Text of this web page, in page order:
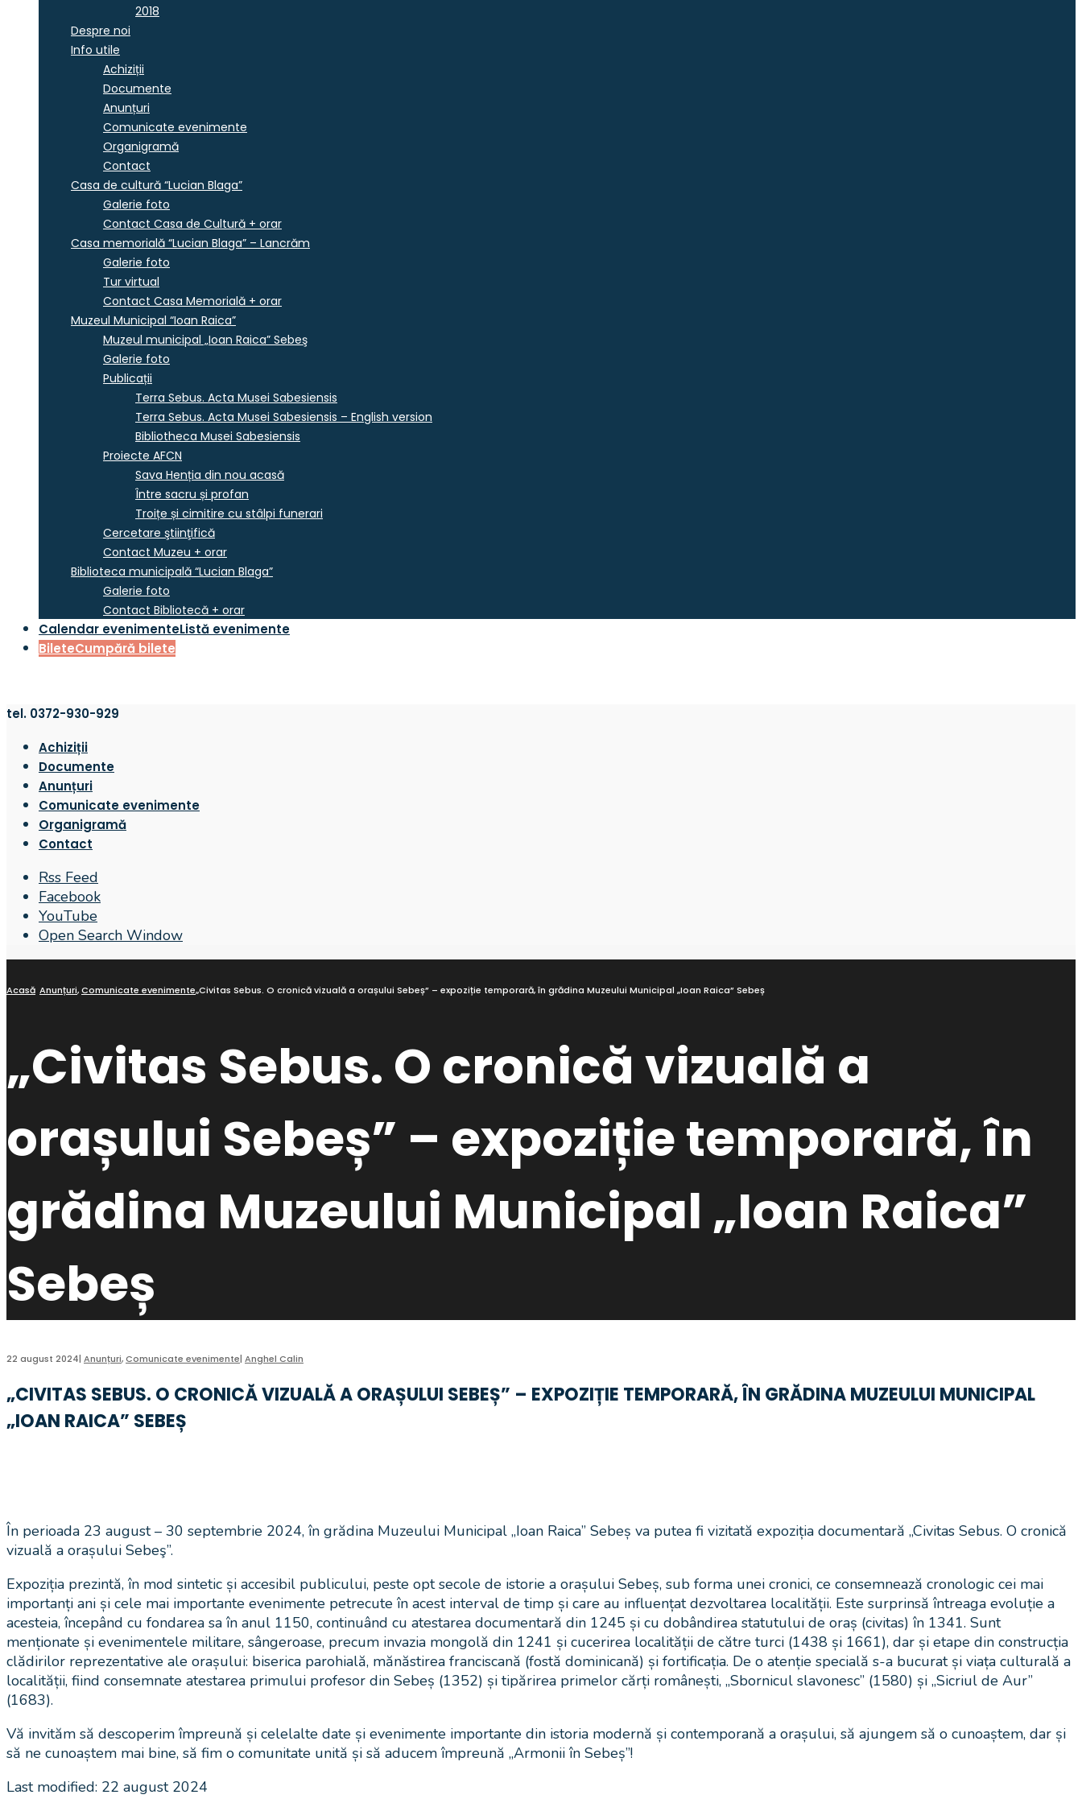
2018
Despre noi
Info utile
Achiziții
Documente
Anunțuri
Comunicate evenimente
Organigramă
Contact
Casa de cultură “Lucian Blaga”
Galerie foto
Contact Casa de Cultură + orar
Casa memorială “Lucian Blaga” – Lancrăm
Galerie foto
Tur virtual
Contact Casa Memorială + orar
Muzeul Municipal “Ioan Raica”
Muzeul municipal „Ioan Raica” Sebeş
Galerie foto
Publicații
Terra Sebus. Acta Musei Sabesiensis
Terra Sebus. Acta Musei Sabesiensis – English version
Bibliotheca Musei Sabesiensis
Proiecte AFCN
Sava Henția din nou acasă
Între sacru și profan
Troițe și cimitire cu stâlpi funerari
Cercetare ştiinţifică
Contact Muzeu + orar
Biblioteca municipală “Lucian Blaga”
Galerie foto
Contact Bibliotecă + orar
Calendar evenimenteListă evenimente
BileteCumpără bilete
tel. 0372-930-929
Achiziții
Documente
Anunțuri
Comunicate evenimente
Organigramă
Contact
Rss Feed
Facebook
YouTube
Open Search Window
Acasă Anunțuri,Comunicate evenimente„Civitas Sebus. O cronică vizuală a orașului Sebeș” – expoziție temporară, în grădina Muzeului Municipal „Ioan Raica” Sebeș
„Civitas Sebus. O cronică vizuală a
orașului Sebeș” – expoziție temporară, în
grădina Muzeului Municipal „Ioan Raica”
Sebeș
22 august 2024| Anunțuri,Comunicate evenimente| Anghel Calin
„CIVITAS SEBUS. O CRONICĂ VIZUALĂ A ORAȘULUI SEBEȘ” – EXPOZIȚIE TEMPORARĂ, ÎN GRĂDINA MUZEULUI MUNICIPAL
„IOAN RAICA” SEBEȘ
În perioada 23 august – 30 septembrie 2024, în grădina Muzeului Municipal „Ioan Raica” Sebeș va putea fi vizitată expoziția documentară „Civitas Sebus. O cronică
vizuală a orașului Sebeş”.
Expoziția prezintă, în mod sintetic și accesibil publicului, peste opt secole de istorie a orașului Sebeș, sub forma unei cronici, ce consemnează cronologic cei mai
importanți ani și cele mai importante evenimente petrecute în acest interval de timp și care au influențat dezvoltarea localității. Este surprinsă întreaga evoluție a
acesteia, începând cu fondarea sa în anul 1150, continuând cu atestarea documentară din 1245 și cu dobândirea statutului de oraș (civitas) în 1341. Sunt
menționate și evenimentele militare, sângeroase, precum invazia mongolă din 1241 și cucerirea localității de către turci (1438 și 1661), dar și etape din construcția
clădirilor reprezentative ale orașului: biserica parohială, mănăstirea franciscană (fostă dominicană) și fortificația. De o atenție specială s-a bucurat și viața culturală a
localității, fiind consemnate atestarea primului profesor din Sebeș (1352) și tipărirea primelor cărți românești, „Sbornicul slavonesc” (1580) și „Sicriul de Aur”
(1683).
Vă invităm să descoperim împreună și celelalte date și evenimente importante din istoria modernă și contemporană a orașului, să ajungem să o cunoaștem, dar și
să ne cunoaștem mai bine, să fim o comunitate unită și să aducem împreună „Armonii în Sebeș”!
Last modified: 22 august 2024